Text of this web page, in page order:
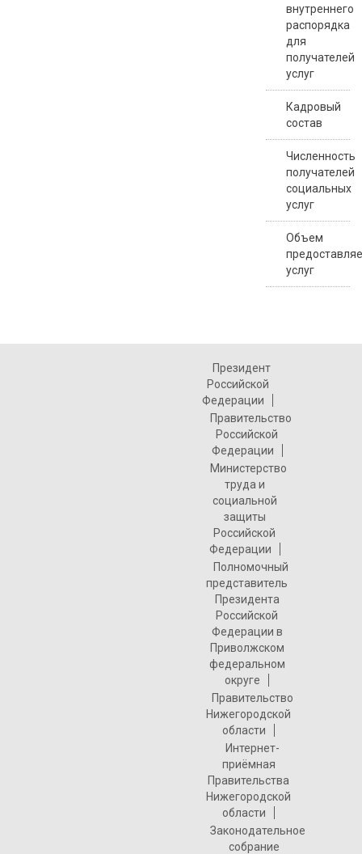
внутреннего
распорядка
для
получателей
услуг
Кадровый
состав
Численность
получателей
социальных
услуг
Объем
услуг
Президент
Российской
Федерации
Правительство
Российской
Федерации
Министерство
труда и
социальной
защиты
Российской
Федерации
Полномочный
представитель
Президента
Российской
Федерации в
Приволжском
федеральном
округе
Правительство
Нижегородской
области
Интернет-
приёмная
Правительства
Нижегородской
области
Законодательное
собрание